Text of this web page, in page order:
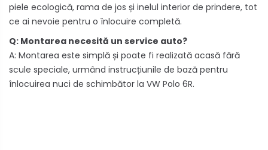
piele ecologică, rama de jos și inelul interior de prindere, tot
ce ai nevoie pentru o înlocuire completă.
Q: Montarea necesită un service auto?
A: Montarea este simplă și poate fi realizată acasă fără
scule speciale, urmând instrucțiunile de bază pentru
înlocuirea nuci de schimbător la VW Polo 6R.